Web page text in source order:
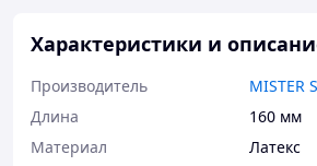
Характеристики и
Производитель
MISTER
Длина
160 мм
Материал
Латекс